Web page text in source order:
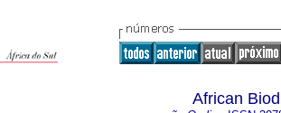
African